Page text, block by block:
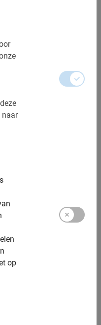
naar
op
gids ***. Hij
dat was te
in verdiept en
Een
door
wat wijzer
lokale gids